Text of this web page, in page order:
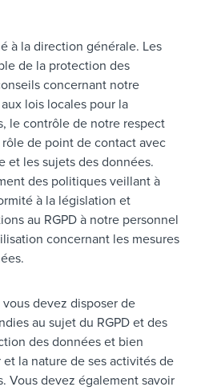
à la direction générale. Les
de la protection des
concernant notre
lois locales pour la
le contrôle de notre respect
rôle de point de contact avec
et les sujets des données.
des politiques veillant à
à la législation et
au RGPD à notre personnel
concernant les mesures
devez disposer de
au sujet du RGPD et des
des données et bien
la nature de ses activités de
Vous devez également savoir